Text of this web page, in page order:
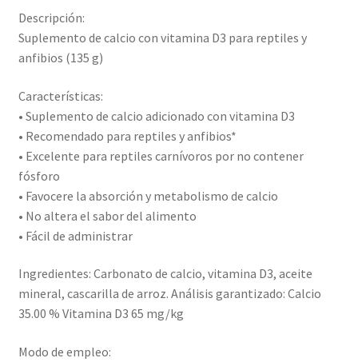
Descripción:
Suplemento de calcio con vitamina D3 para reptiles y
anfibios (135 g)
Características:
• Suplemento de calcio adicionado con vitamina D3
• Recomendado para reptiles y anfibios*
• Excelente para reptiles carnívoros por no contener
fósforo
• Favocere la absorción y metabolismo de calcio
• No altera el sabor del alimento
• Fácil de administrar
Ingredientes: Carbonato de calcio, vitamina D3, aceite
mineral, cascarilla de arroz. Análisis garantizado: Calcio
35.00 % Vitamina D3 65 mg/kg
Modo de empleo: